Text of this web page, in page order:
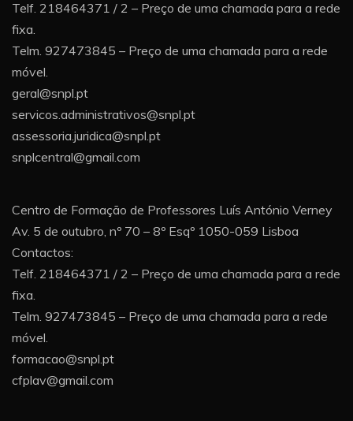
Telf. 218464371 / 2 – Preço de uma chamada para a rede
fixa.
Telm. 927473845 – Preço de uma chamada para a rede
móvel.
geral@snpl.pt
servicos.administrativos@snpl.pt
assessoria.juridica@snpl.pt
snplcentral@gmail.com
Centro de Formação de Professores Luís António Verney
Av. 5 de outubro, nº 70 – 8º Esqº 1050-059 Lisboa
Contactos:
Telf. 218464371 / 2 – Preço de uma chamada para a rede
fixa.
Telm. 927473845 – Preço de uma chamada para a rede
móvel.
formacao@snpl.pt
cfplav@gmail.com